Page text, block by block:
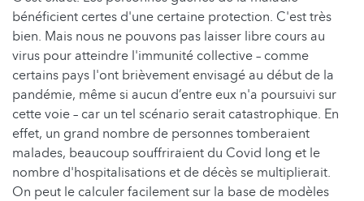
bénéficient certes d'une certaine protection. C'est très
bien. Mais nous ne pouvons pas laisser libre cours au
virus pour atteindre l'immunité collective – comme
certains pays l'ont brièvement envisagé au début de la
pandémie, même si aucun d’entre eux n'a poursuivi sur
cette voie – car un tel scénario serait catastrophique. En
effet, un grand nombre de personnes tomberaient
malades, beaucoup souffriraient du Covid long et le
nombre d'hospitalisations et de décès se multiplierait.
On peut le calculer facilement sur la base de modèles